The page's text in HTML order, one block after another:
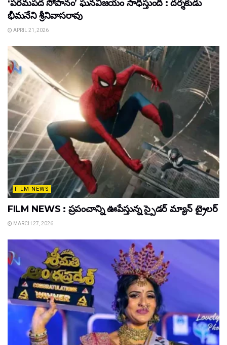
‘పరమపద సోపానం’ ఘనవిజయం సాధిస్తుంది : దర్శకుడు
భీమనేని శ్రీనివాసరావు
APRIL 21, 2026
FILM NEWS
FILM NEWS : ప్రపంచాన్ని ఊపేస్తున్న స్పైడర్ మ్యాన్ ట్రైలర్
MARCH 27, 2026